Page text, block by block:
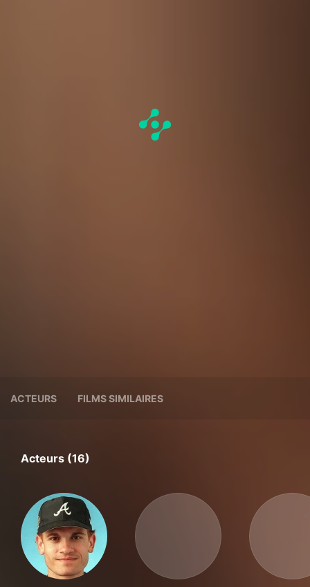
ACTEURS FILMS SIMILAIRES
Acteurs (16)